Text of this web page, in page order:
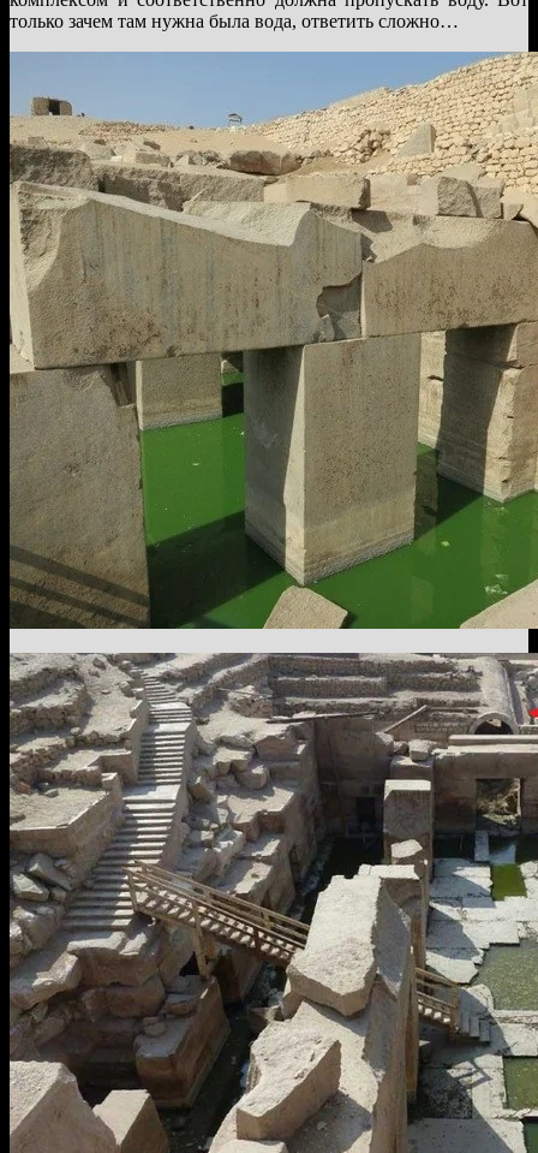
только зачем там нужна была вода, ответить сложно…